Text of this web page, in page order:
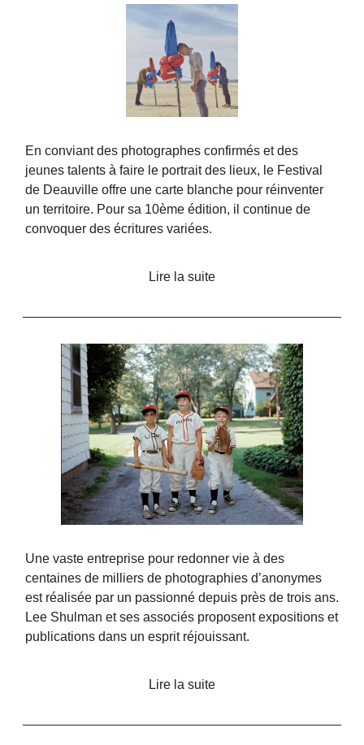
En conviant des photographes confirmés et des
jeunes talents à faire le portrait des lieux, le Festival
de Deauville offre une carte blanche pour réinventer
un territoire. Pour sa 10ème édition, il continue de
convoquer des écritures variées.
Lire la suite
Une vaste entreprise pour redonner vie à des
centaines de milliers de photographies d’anonymes
est réalisée par un passionné depuis près de trois ans.
Lee Shulman et ses associés proposent expositions et
publications dans un esprit réjouissant.
Lire la suite